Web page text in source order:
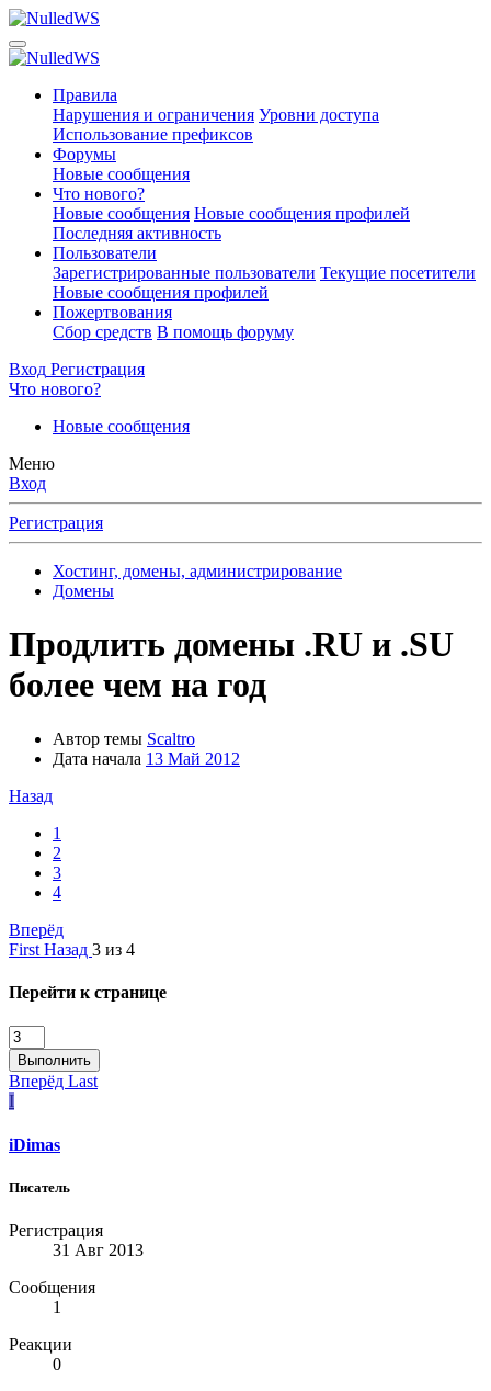
Правила
Нарушения и ограничения Уровни доступа
Использование префиксов
Форумы
Новые сообщения
Что нового?
Новые сообщения Новые сообщения профилей
Последняя активность
Пользователи
Зарегистрированные пользователи Текущие посетители
Новые сообщения профилей
Пожертвования
Сбор средств В помощь форуму
Вход Регистрация
Что нового?
Новые сообщения
Меню
Вход
Регистрация
Хостинг, домены, администрирование
Домены
Продлить домены .RU и .SU
более чем на год
Автор темы Scaltro
Дата начала 13 Май 2012
Назад
1
2
3
4
Вперёд
First Назад 3 из 4
Перейти к странице
Выполнить
Вперёд Last
I
iDimas
Писатель
Регистрация
31 Авг 2013
Сообщения
1
Реакции
0